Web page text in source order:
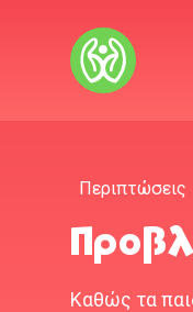
Αρχική
Περιπτώσεις
Καθώς τα